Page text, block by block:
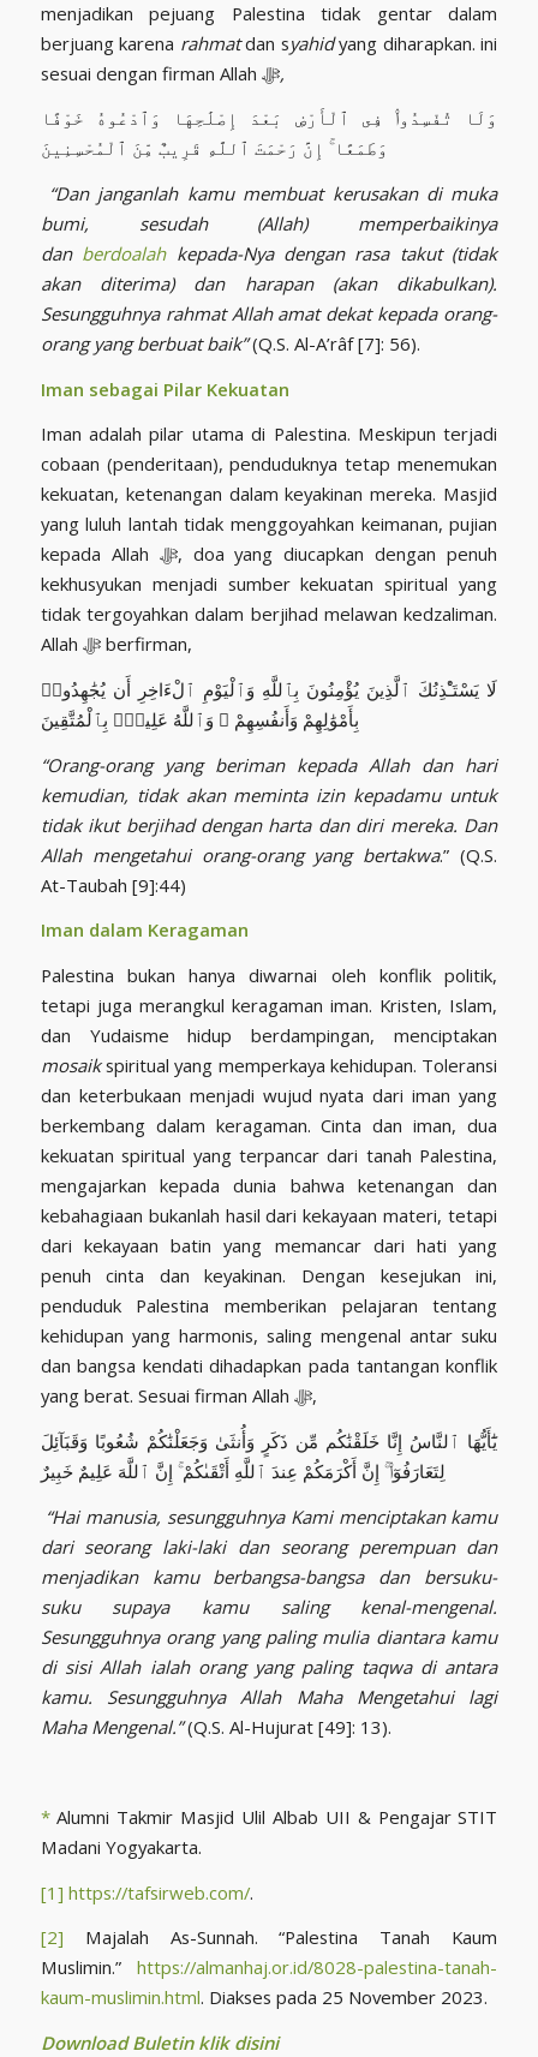
menjadikan pejuang Palestina tidak gentar dalam
berjuang karena rahmatdan syahidyang diharapkan. ini
sesuai dengan firman Allah ﷻ,
وَلَا تُفْسِدُوا۟ فِى ٱلْأَرْضِ بَعْدَ إِصْلَٰحِهَا وَٱدْعُوهُ خَوْفًا
وَطَمَعًا ۚ إِنَّ رَحْمَتَ ٱللَّهِ قَرِيبٌ مِّنَ ٱلْمُحْسِنِينَ
“Dan janganlah kamu membuat kerusakan di muka
bumi, sesudah (Allah) memperbaikinya
dan berdoalahkepada-Nya dengan rasa takut (tidak
akan diterima) dan harapan (akan dikabulkan).
Sesungguhnya rahmat Allah amat dekat kepada orang-
orang yang berbuat baik”(Q.S. Al-A’râf [7]: 56).
Iman sebagai Pilar Kekuatan
Iman adalah pilar utama di Palestina. Meskipun terjadi
cobaan (penderitaan), penduduknya tetap menemukan
kekuatan, ketenangan dalam keyakinan mereka. Masjid
yang luluh lantah tidak menggoyahkan keimanan, pujian
kepada Allah ﷻ, doa yang diucapkan dengan penuh
kekhusyukan menjadi sumber kekuatan spiritual yang
tidak tergoyahkan dalam berjihad melawan kedzaliman.
Allah ﷻ berfirman,
لَا يَسْتَـْٔذِنُكَ ٱلَّذِينَ يُؤْمِنُونَ بِٱللَّهِ وَٱلْيَوْمِ ٱلْءَاخِرِ أَن يُجَٰهِدُوا۟
بِأَمْوَٰلِهِمْ وَأَنفُسِهِمْ ۗ وَٱللَّهُ عَلِيمٌۢ بِٱلْمُتَّقِينَ
“Orang-orang yang beriman kepada Allah dan hari
kemudian, tidak akan meminta izin kepadamu untuk
tidak ikut berjihad dengan harta dan diri mereka. Dan
Allah mengetahui orang-orang yang bertakwa.” (Q.S.
At-Taubah [9]:44)
Iman dalam Keragaman
Palestina bukan hanya diwarnai oleh konflik politik,
tetapi juga merangkul keragaman iman. Kristen, Islam,
dan Yudaisme hidup berdampingan, menciptakan
mosaikspiritual yang memperkaya kehidupan. Toleransi
dan keterbukaan menjadi wujud nyata dari iman yang
berkembang dalam keragaman. Cinta dan iman, dua
kekuatan spiritual yang terpancar dari tanah Palestina,
mengajarkan kepada dunia bahwa ketenangan dan
kebahagiaan bukanlah hasil dari kekayaan materi, tetapi
dari kekayaan batin yang memancar dari hati yang
penuh cinta dan keyakinan. Dengan kesejukan ini,
penduduk Palestina memberikan pelajaran tentang
kehidupan yang harmonis, saling mengenal antar suku
dan bangsa kendati dihadapkan pada tantangan konflik
yang berat. Sesuai firman Allah ﷻ,
يَٰٓأَيُّهَا ٱلنَّاسُ إِنَّا خَلَقْنَٰكُم مِّن ذَكَرٍ وَأُنثَىٰ وَجَعَلْنَٰكُمْ شُعُوبًا وَقَبَآئِلَ
لِتَعَارَفُوٓا۟ ۚ إِنَّ أَكْرَمَكُمْ عِندَ ٱللَّهِ أَتْقَىٰكُمْ ۚ إِنَّ ٱللَّهَ عَلِيمٌ خَبِيرٌ
“Hai manusia, sesungguhnya Kami menciptakan kamu
dari seorang laki-laki dan seorang perempuan dan
menjadikan kamu berbangsa-bangsa dan bersuku-
suku supaya kamu saling kenal-mengenal.
Sesungguhnya orang yang paling mulia diantara kamu
di sisi Allah ialah orang yang paling taqwa di antara
kamu. Sesungguhnya Allah Maha Mengetahui lagi
Maha Mengenal.”(Q.S. Al-Hujurat [49]: 13).
*Alumni Takmir Masjid Ulil Albab UII & Pengajar STIT
Madani Yogyakarta.
[1] https://tafsirweb.com/.
[2] Majalah As-Sunnah. “Palestina Tanah Kaum
Muslimin.”https://almanhaj.or.id/8028-palestina-tanah-
kaum-muslimin.html. Diakses pada 25 November 2023.
Download Buletin klik disini